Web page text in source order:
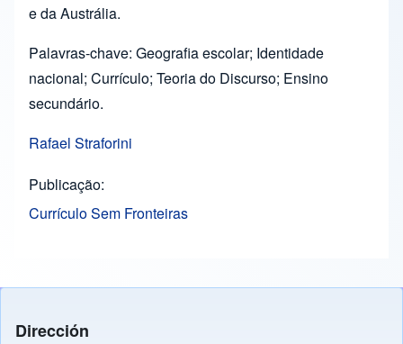
e da Austrália.
Palavras-chave: Geografia escolar; Identidade
nacional; Currículo; Teoria do Discurso; Ensino
secundário.
Rafael Straforini
Publicação
Currículo Sem Fronteiras
Dirección